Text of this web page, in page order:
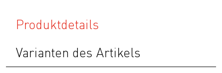
Produktdetails
Varianten des Artikels